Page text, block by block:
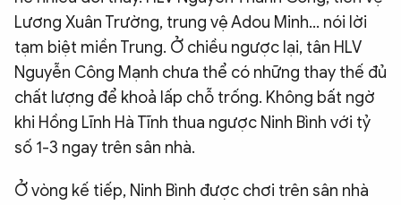
Lương Xuân Trường, trung vệ Adou Minh… nói lời
tạm biệt miền Trung. Ở chiều ngược lại, tân HLV
Nguyễn Công Mạnh chưa thể có những thay thế đủ
chất lượng để khoả lấp chỗ trống. Không bất ngờ
khi Hồng Lĩnh Hà Tĩnh thua ngược Ninh Bình với tỷ
số 1-3 ngay trên sân nhà.
Ở vòng kế tiếp, Ninh Bình được chơi trên sân nhà